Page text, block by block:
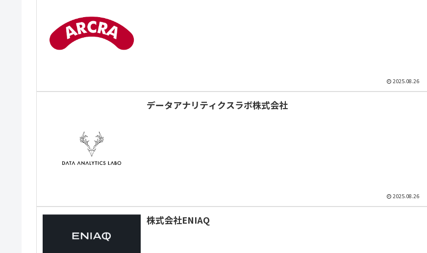
2025.08.26
データアナリティクスラボ株式会社
2025.08.26
株式会社ENIAQ